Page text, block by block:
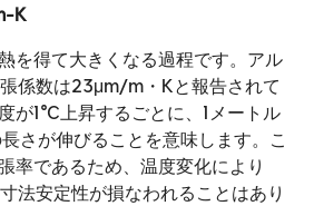
K
を得て大きくなる過程です。アル
係数は23μm/m・Kと報告されて
が1℃上昇するごとに、1メートル
さが伸びることを意味します。こ
率であるため、温度変化により
法安定性が損なわれることはあり